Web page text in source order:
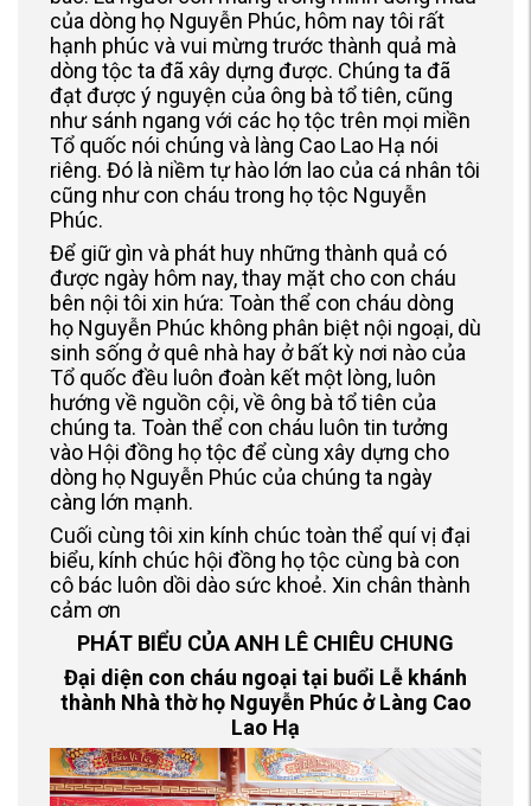
của dòng họ Nguyễn Phúc, hôm nay tôi rất
hạnh phúc và vui mừng trước thành quả mà
dòng tộc ta đã xây dựng được. Chúng ta đã
đạt được ý nguyện của ông bà tổ tiên, cũng
như sánh ngang với các họ tộc trên mọi miền
Tổ quốc nói chúng và làng Cao Lao Hạ nói
riêng. Đó là niềm tự hào lớn lao của cá nhân tôi
cũng như con cháu trong họ tộc Nguyễn
Phúc.
Để giữ gìn và phát huy những thành quả có
được ngày hôm nay, thay mặt cho con cháu
bên nội tôi xin hứa: Toàn thể con cháu dòng
họ Nguyễn Phúc không phân biệt nội ngoại, dù
sinh sống ở quê nhà hay ở bất kỳ nơi nào của
Tổ quốc đều luôn đoàn kết một lòng, luôn
hướng về nguồn cội, về ông bà tổ tiên của
chúng ta. Toàn thể con cháu luôn tin tưởng
vào Hội đồng họ tộc để cùng xây dựng cho
dòng họ Nguyễn Phúc của chúng ta ngày
càng lớn mạnh.
Cuối cùng tôi xin kính chúc toàn thể quí vị đại
biểu, kính chúc hội đồng họ tộc cùng bà con
cô bác luôn dồi dào sức khoẻ. Xin chân thành
cảm ơn
PHÁT BIỂU CỦA ANH LÊ CHIÊU CHUNG
Đại diện con cháu ngoại tại buổi Lễ khánh
thành Nhà thờ họ Nguyễn Phúcở Làng Cao
Lao Hạ